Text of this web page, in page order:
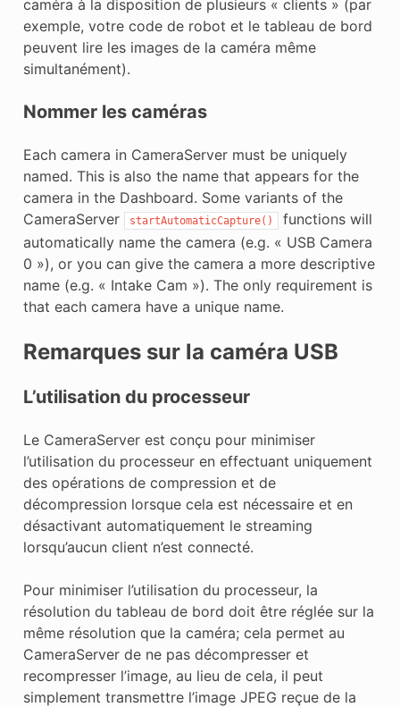
caméra à la disposition de plusieurs « clients » (par
exemple, votre code de robot et le tableau de bord
peuvent lire les images de la caméra même
simultanément).
Nommer les caméras
Each camera in CameraServer must be uniquely
named. This is also the name that appears for the
camera in the Dashboard. Some variants of the
CameraServer
startAutomaticCapture()
functions will
automatically name the camera (e.g. « USB Camera
0 »), or you can give the camera a more descriptive
name (e.g. « Intake Cam »). The only requirement is
that each camera have a unique name.
Remarques sur la caméra USB
L’utilisation du processeur
Le CameraServer est conçu pour minimiser
l’utilisation du processeur en effectuant uniquement
des opérations de compression et de
décompression lorsque cela est nécessaire et en
désactivant automatiquement le streaming
lorsqu’aucun client n’est connecté.
Pour minimiser l’utilisation du processeur, la
résolution du tableau de bord doit être réglée sur la
même résolution que la caméra; cela permet au
CameraServer de ne pas décompresser et
recompresser l’image, au lieu de cela, il peut
simplement transmettre l’image JPEG reçue de la